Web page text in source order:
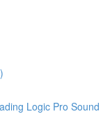
Logic Pro Sound